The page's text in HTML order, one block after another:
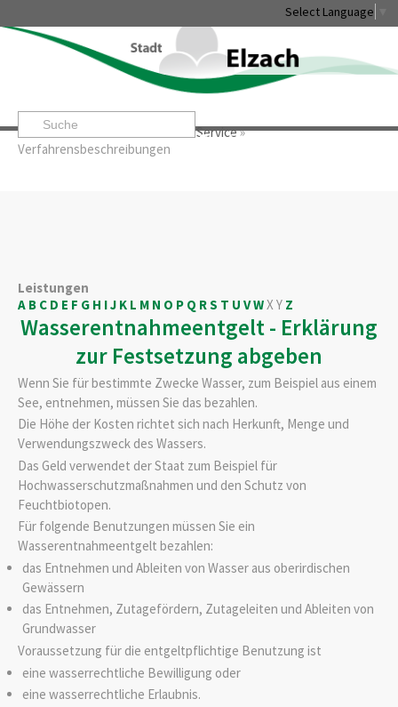
Select Language
Startseite» »Service»
Verfahrensbeschreibungen
Leben & Erleben Rathaus & Service
Leistungen
A B C D E F G H IJ K L M N O P Q RS T U VWXY Z
Wasserentnahmeentgelt - Erklärung
zur Festsetzung abgeben
Wenn Sie für bestimmte Zwecke Wasser, zum Beispiel aus einem
See, entnehmen, müssen Sie das bezahlen.
Die Höhe der Kosten richtet sich nach Herkunft, Menge und
Verwendungszweck des Wassers.
Das Geld verwendet der Staat zum Beispiel für
Hochwasserschutzmaßnahmen und den Schutz von
Feuchtbiotopen.
Für folgende Benutzungen müssen Sie ein
Wasserentnahmeentgelt bezahlen:
das Entnehmen und Ableiten von Wasser aus oberirdischen
Gewässern
das Entnehmen, Zutagefördern, Zutageleiten und Ableiten von
Grundwasser
Voraussetzung für die entgeltpflichtige Benutzung ist
eine wasserrechtliche Bewilligung oder
eine wasserrechtliche Erlaubnis.